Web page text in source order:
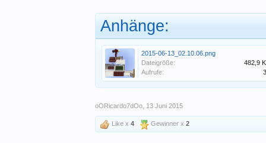
Anhänge:
2015-06-13_02.10.06.png
Dateigröße:
482,9
Aufrufe:
oORicardo7dOo 13 Juni 2015
Like x 4 Gewinner x 2